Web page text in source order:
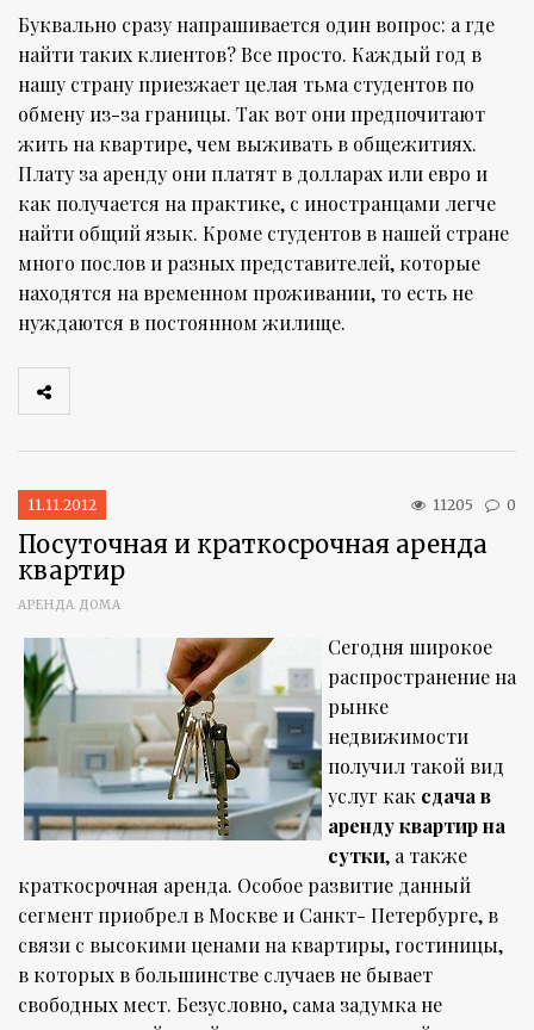
Буквально сразу напрашивается один вопрос: а где
найти таких клиентов? Все просто. Каждый год в
нашу страну приезжает целая тьма студентов по
обмену из-за границы. Так вот они предпочитают
жить на квартире, чем выживать в общежитиях.
Плату за аренду они платят в долларах или евро и
как получается на практике, с иностранцами легче
найти общий язык. Кроме студентов в нашей стране
много послов и разных представителей, которые
находятся на временном проживании, то есть не
нуждаются в постоянном жилище.
11.11.2012 11205 0
Посуточная и краткосрочная аренда
квартир
АРЕНДА ДОМА
Сегодня широкое
распространение на
рынке
недвижимости
получил такой вид
услуг как сдача в
аренду квартир на
сутки, а также
краткосрочная аренда. Особое развитие данный
сегмент приобрел в Москве и Санкт- Петербурге, в
связи с высокими ценами на квартиры, гостиницы,
в которых в большинстве случаев не бывает
свободных мест. Безусловно, сама задумка не